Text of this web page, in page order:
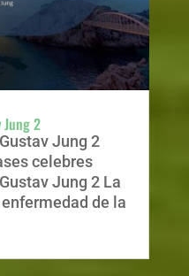
Jung 2
Jung 2
celebres
Jung 2 La
de la